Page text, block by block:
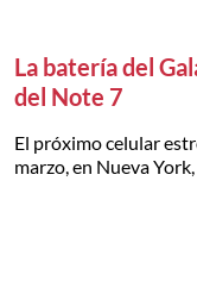
La batería del
del Note 7
El próximo celular
marzo, en Nueva